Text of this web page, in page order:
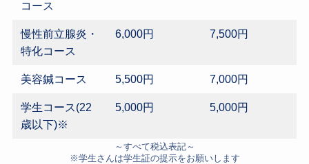
コース
慢性前立腺炎・
特化コース
6,000円 7,500円
美容鍼コース 5,500円 7,000円
学生コース(22
歳以下)※
5,000円 5,000円
～すべて税込表記～
※学生さんは学生証の提示をお願いします